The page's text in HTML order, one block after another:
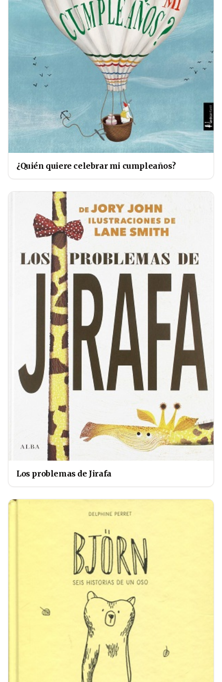
¿Quién quiere celebrar mi cumpleaños?
Los problemas de Jirafa